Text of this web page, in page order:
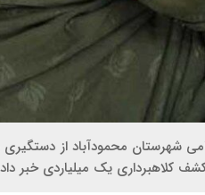
شهرستان محمودآباد از
کلاهبرداری يک ميلياردی خبر